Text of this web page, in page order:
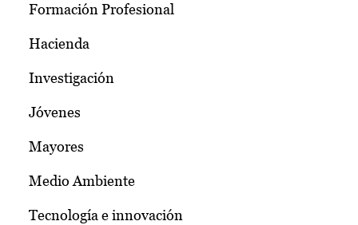
Formación Profesional
Hacienda
Investigación
Jóvenes
Mayores
Medio Ambiente
Tecnología e innovación